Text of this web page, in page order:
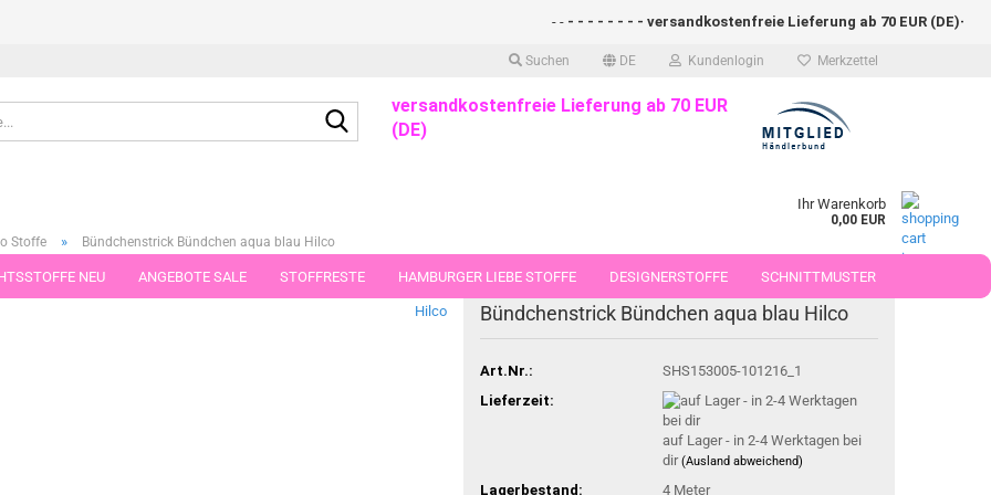
Suchen DE Kundenlogin Merkzettel
- - - - - - - - versandkostenfreie Lieferung ab 70 EUR (DE)- - - -
Suche...versandkostenfreie Lieferung ab 70 EUR
(DE)
Ihr Warenkorb
0,00 EUR
NEU ANGEBOTE SALE STOFFRESTE HAMBURGER LIEBE STOFFE DESIGNERSTOFFE SCHNITTMUSTER
STOFFE IN STÜCKEN VON 25 UND 50 CM
Stoffe » Bündchenstrick Bündchen aqua blau Hilco
Kategorie
Hilco
Bündchenstrick Bündchen aqua blau Hilco
Art.Nr.:
SHS153005-101216_1
Lieferzeit:
auf Lager - in 2-4 Werktagen bei
dir(Ausland abweichend)
Lagerbestand: 4 Meter